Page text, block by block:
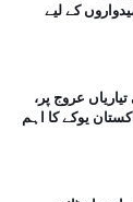
امیدواروں کے لیے
یومِ آزادی پاکستان 2026 کی تیاریاں عروج پر،
یوکے کا اہم